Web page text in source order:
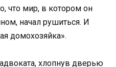
что мир, в котором он
начал рушиться. И
домохозяйка».
хлопнув дверью